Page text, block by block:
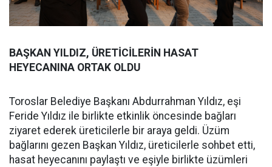
BAŞKAN YILDIZ, ÜRETİCİLERİN HASAT
HEYECANINA ORTAK OLDU
Toroslar Belediye Başkanı Abdurrahman Yıldız, eşi
Feride Yıldız ile birlikte etkinlik öncesinde bağları
ziyaret ederek üreticilerle bir araya geldi. Üzüm
bağlarını gezen Başkan Yıldız, üreticilerle sohbet etti,
hasat heyecanını paylaştı ve eşiyle birlikte üzümleri